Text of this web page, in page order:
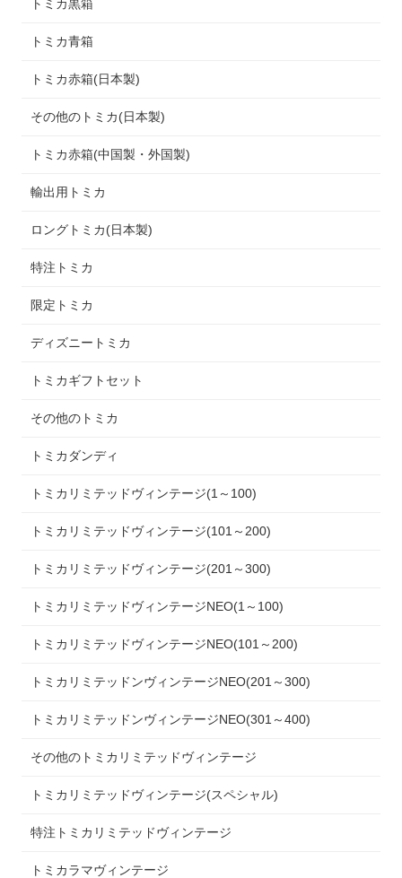
トミカ黒箱
トミカ青箱
トミカ赤箱(日本製)
その他のトミカ(日本製)
トミカ赤箱(中国製・外国製)
輸出用トミカ
ロングトミカ(日本製)
特注トミカ
限定トミカ
ディズニートミカ
トミカギフトセット
その他のトミカ
トミカダンディ
トミカリミテッドヴィンテージ(1～100)
トミカリミテッドヴィンテージ(101～200)
トミカリミテッドヴィンテージ(201～300)
トミカリミテッドヴィンテージNEO(1～100)
トミカリミテッドヴィンテージNEO(101～200)
トミカリミテッドンヴィンテージNEO(201～300)
トミカリミテッドンヴィンテージNEO(301～400)
その他のトミカリミテッドヴィンテージ
トミカリミテッドヴィンテージ(スペシャル)
特注トミカリミテッドヴィンテージ
トミカラマヴィンテージ